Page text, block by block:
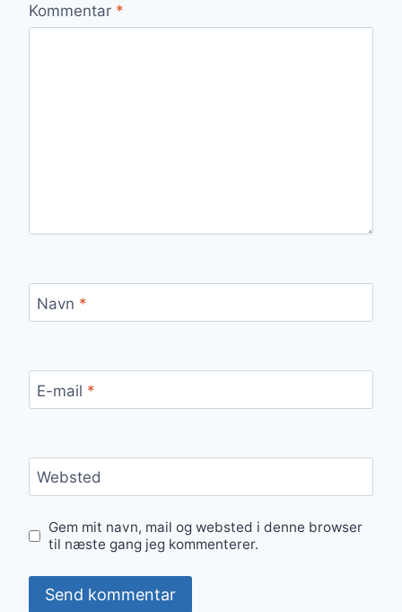
Kommentar *
Navn *
E-mail *
Websted
Gem mit navn, mail og websted i denne browser
til næste gang jeg kommenterer.